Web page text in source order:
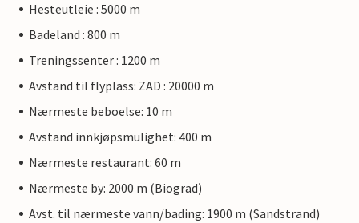
Hesteutleie : 5000 m
Badeland : 800 m
Treningssenter : 1200 m
Avstand til flyplass: ZAD : 20000 m
Nærmeste beboelse: 10 m
Avstand innkjøpsmulighet: 400 m
Nærmeste restaurant: 60 m
Nærmeste by: 2000 m (Biograd)
Avst. til nærmeste vann/bading: 1900 m (Sandstrand)